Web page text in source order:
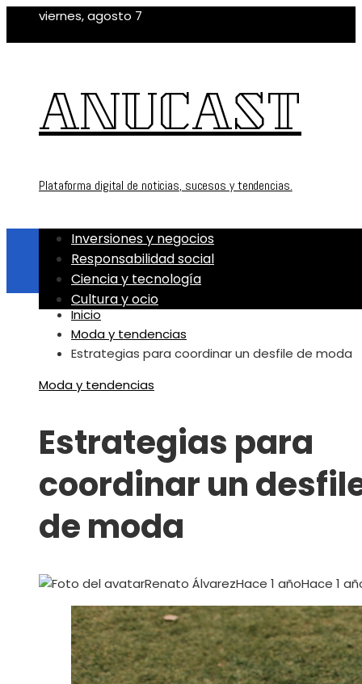
viernes, agosto 7
ANUCAST
Plataforma digital de noticias, sucesos y tendencias.
Inversiones y negocios
Responsabilidad social
Ciencia y tecnología
Cultura y ocio
Inicio
Moda y tendencias
Estrategias para coordinar un desfile de moda
Moda y tendencias
Estrategias para
coordinar un
de moda
Renato ÁlvarezHace 1 añoHace 1